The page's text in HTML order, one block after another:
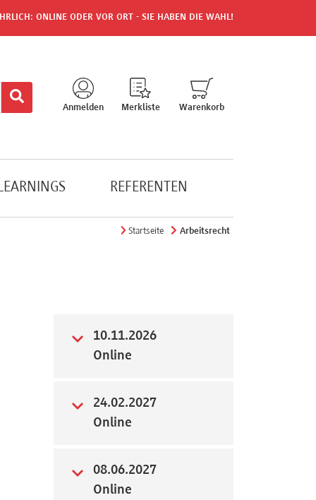
ONLINE ODER VOR ORT - SIE HABEN DIE WAHL!
Anmelden Merkliste Warenkorb
REFERENTEN
Startseite Arbeitsrecht
10.11.2026
Online
24.02.2027
Online
08.06.2027
Online